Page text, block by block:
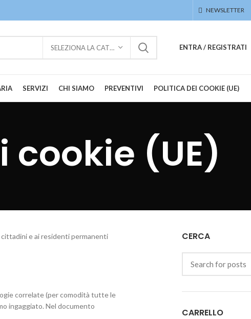
NEWSLETTER
SELEZIONA LA CATEGORIA ENTRA / REGISTRATI
SERVIZI CHI SIAMO PREVENTIVI POLITICA DEI COOKIE (UE)
cookie (UE)
e ai residenti permanenti
correlate (per comodità tutte le
ingaggiato. Nel documento
CERCA
CARRELLO